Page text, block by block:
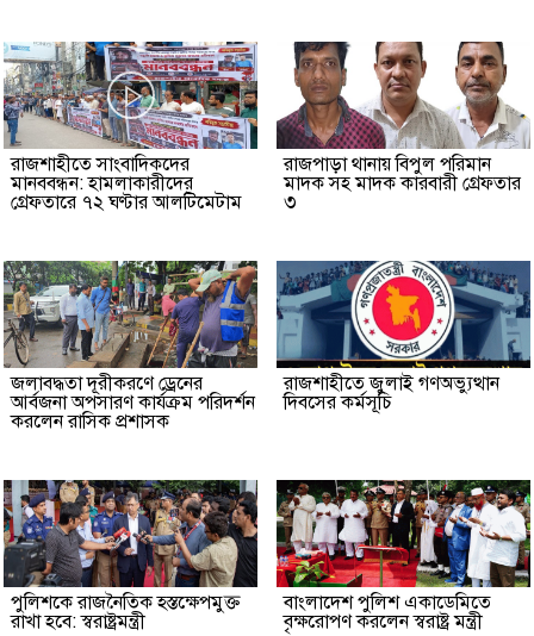
রাজশাহীতে সাংবাদিকদের
মানববন্ধন: হামলাকারীদের
গ্রেফতারে ৭২ ঘণ্টার আলটিমেটাম
রাজপাড়া থানায় বিপুল পরিমান
মাদক সহ মাদক কারবারী গ্রেফতার
৩
জলাবদ্ধতা দূরীকরণে ড্রেনের
আর্বজনা অপসারণ কার্যক্রম পরিদর্শন
করলেন রাসিক প্রশাসক
রাজশাহীতে জুলাই গণঅভ্যুত্থান
দিবসের কর্মসূচি
পুলিশকে রাজনৈতিক হস্তক্ষেপমুক্ত
রাখা হবে: স্বরাষ্ট্রমন্ত্রী
বাংলাদেশ পুলিশ একাডেমিতে
বৃক্ষরোপণ করলেন স্বরাষ্ট্র মন্ত্রী